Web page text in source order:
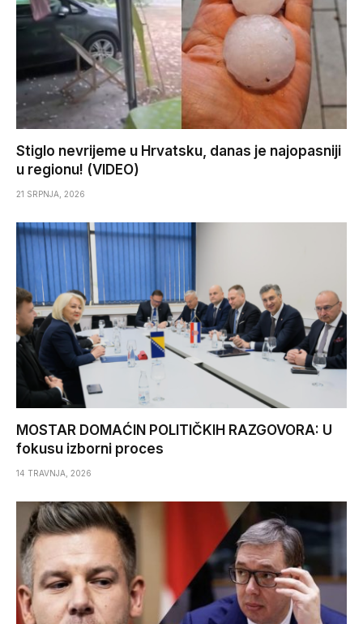
Stiglo nevrijeme u Hrvatsku, danas je najopasniji
u regionu! (VIDEO)
21 SRPNJA, 2026
MOSTAR DOMAĆIN POLITIČKIH RAZGOVORA: U
fokusu izborni proces
14 TRAVNJA, 2026